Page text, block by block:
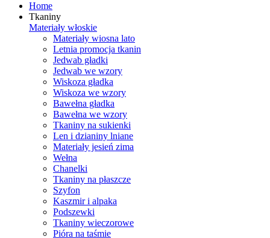
Home
Tkaniny
Materiały włoskie
Materiały wiosna lato
Letnia promocja tkanin
Jedwab gładki
Jedwab we wzory
Wiskoza gładka
Wiskoza we wzory
Bawełna gładka
Bawełna we wzory
Tkaniny na sukienki
Len i dzianiny lniane
Materiały jesień zima
Wełna
Chanelki
Tkaniny na płaszcze
Szyfon
Kaszmir i alpaka
Podszewki
Tkaniny wieczorowe
Pióra na taśmie